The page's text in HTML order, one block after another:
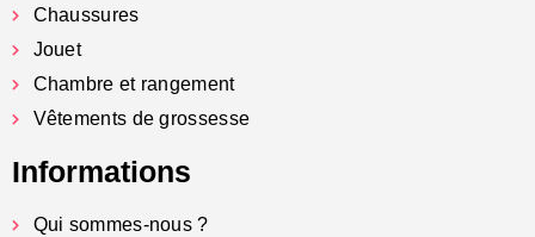
Chaussures
Jouet
Chambre et rangement
Vêtements de grossesse
Informations
Qui sommes-nous ?